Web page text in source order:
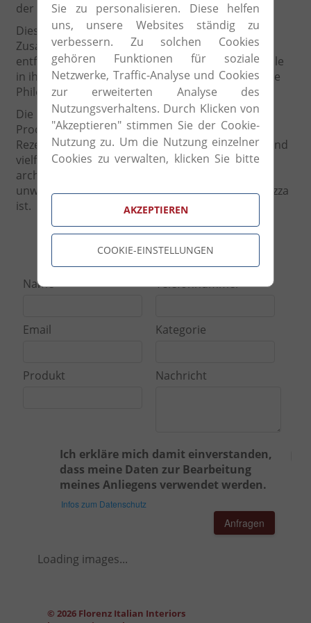
der Spitze.
Diese Leidenschaft wurde durch die
Zusammenarbeit mit Designern von Weltrang
entfacht. Dies ermöglichte Frezza eine Pioniersrolle
in ihrer Sparte zu übernehmen und gleichzeitig die
Philosophie ihrer Firma wiederzuspiegeln.
Die Frezza Kollektion besteht aus einer Reihe von
Produkten: Bürokombinationen, Aktenschränke,
Rezeptions- und Trennwände. Eine umfassende und
vielfältige Auswahl, welche perfekt zu jedem
architektonischen Stil passt und dadurch ein
unwiderlegbarer Beweise für die Prestige von Frezza
ist.
Anfrageformular
Name Telefonnummer
Email Kategorie
Produkt Nachricht
Ich erkläre mich damit einverstanden,
dass meine Daten zur Bearbeitung
meines Anliegens verwendet werden.
Infos zum Datenschutz
Anfragen
Loading images...
© 2026 Florenz Italian Interiors
Sie zu personalisieren. Diese helfen
uns, unsere Websites ständig zu
verbessern. Zu solchen Cookies
gehören Funktionen für soziale
Netzwerke, Traffic-Analyse und Cookies
zur erweiterten Analyse des
Nutzungsverhaltens. Durch Klicken von
"Akzeptieren" stimmen Sie der Cookie-
Nutzung zu. Um die Nutzung einzelner
Cookies zu verwalten, klicken Sie bitte
AKZEPTIEREN
COOKIE-EINSTELLUNGEN